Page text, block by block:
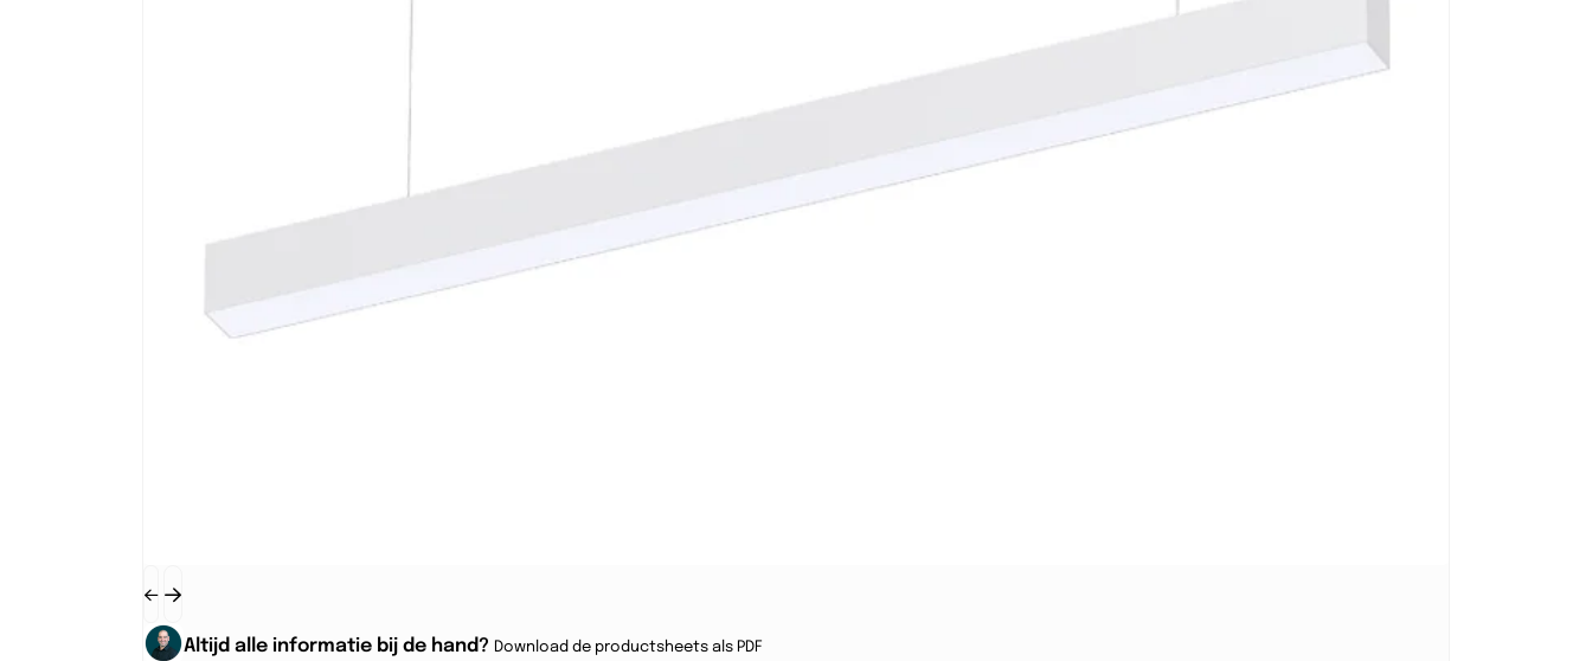
Altijd alle informatie bij de hand? Download de productsheets als PDF